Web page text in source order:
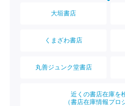
大垣書店
くまざわ書店
丸善ジュンク堂書店
近くの書店在庫を
（書店在庫情報プロ